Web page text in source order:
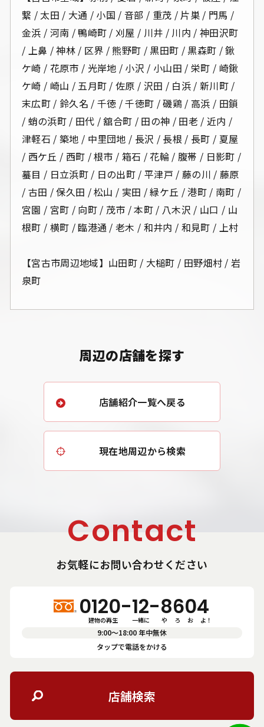
繋 / 太田 / 大通 / 小国 / 音部 / 重茂 / 片巣 / 門馬 /
金浜 / 河南 / 鴨崎町 / 刈屋 / 川井 / 川内 / 神田沢町
/ 上鼻 / 神林 / 区界 / 熊野町 / 黒田町 / 黒森町 / 鍬
ケ崎 / 花原市 / 光岸地 / 小沢 / 小山田 / 栄町 / 崎鍬
ケ崎 / 崎山 / 五月町 / 佐原 / 沢田 / 白浜 / 新川町 /
末広町 / 鈴久名 / 千徳 / 千徳町 / 磯鶏 / 高浜 / 田鎖
/ 蛸の浜町 / 田代 / 舘合町 / 田の神 / 田老 / 近内 /
津軽石 / 築地 / 中里団地 / 長沢 / 長根 / 長町 / 夏屋
/ 西ケ丘 / 西町 / 根市 / 箱石 / 花輪 / 腹帯 / 日影町 /
蟇目 / 日立浜町 / 日の出町 / 平津戸 / 藤の川 / 藤原
/ 古田 / 保久田 / 松山 / 実田 / 緑ケ丘 / 港町 / 南町 /
宮園 / 宮町 / 向町 / 茂市 / 本町 / 八木沢 / 山口 / 山
根町 / 横町 / 臨港通 / 老木 / 和井内 / 和見町 / 上村
【宮古市周辺地域】山田町 / 大槌町 / 田野畑村 / 岩
泉町
周辺の店舗を探す
店舗紹介一覧へ戻る
現在地周辺から検索
Contact
お気軽にお問い合わせください
0120-12-8604
建物の再生　       一緒に          や      ろ      お      よ！
9:00〜18:00 年中無休
タップで電話をかける
店舗検索